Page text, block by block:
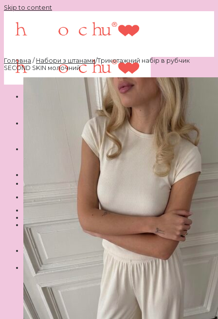
Skip to content
Ви не додали жодного товару до своїх бажань.
Немає товарів у кошику.
Ви не додали жодного товару до своїх бажань.
Шукати:
Кошик
Немає товарів у кошику.
Головна / Набори з штанами/Трикотажний набір в рубчик
SECOND SKIN молочний